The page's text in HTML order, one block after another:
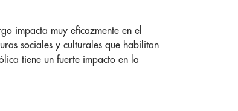
impacta muy eficazmente en el
sociales y culturales que habilitan
tiene un fuerte impacto en la